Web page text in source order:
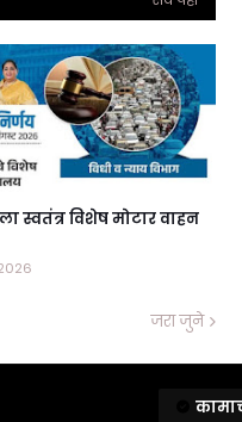
स्वतंत्र विशेष मोटार वाहन
जरा जुने